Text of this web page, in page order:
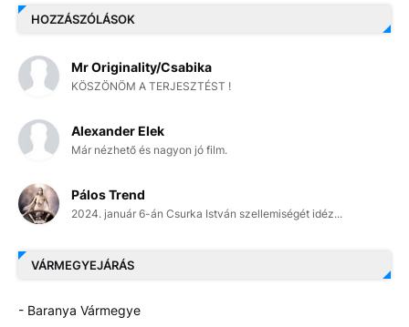
HOZZÁSZÓLÁSOK
Mr Originality/Csabika
KÖSZÖNÖM A TERJESZTÉST !
Alexander Elek
Már nézhető és nagyon jó film.
Pálos Trend
2024. január 6-án Csurka István szellemiségét idéz...
VÁRMEGYEJÁRÁS
- Baranya Vármegye